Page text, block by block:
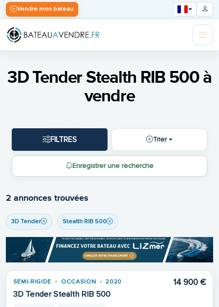
Vendre mon bateau
3D Tender Stealth RIB 500 à
vendre
FILTRES Trier
Enregistrer une recherche
2 annonces trouvées
3D Tender Stealth RIB 500
SEMI-RIGIDE OCCASION 2020
3D Tender Stealth RIB 500
14 900 €